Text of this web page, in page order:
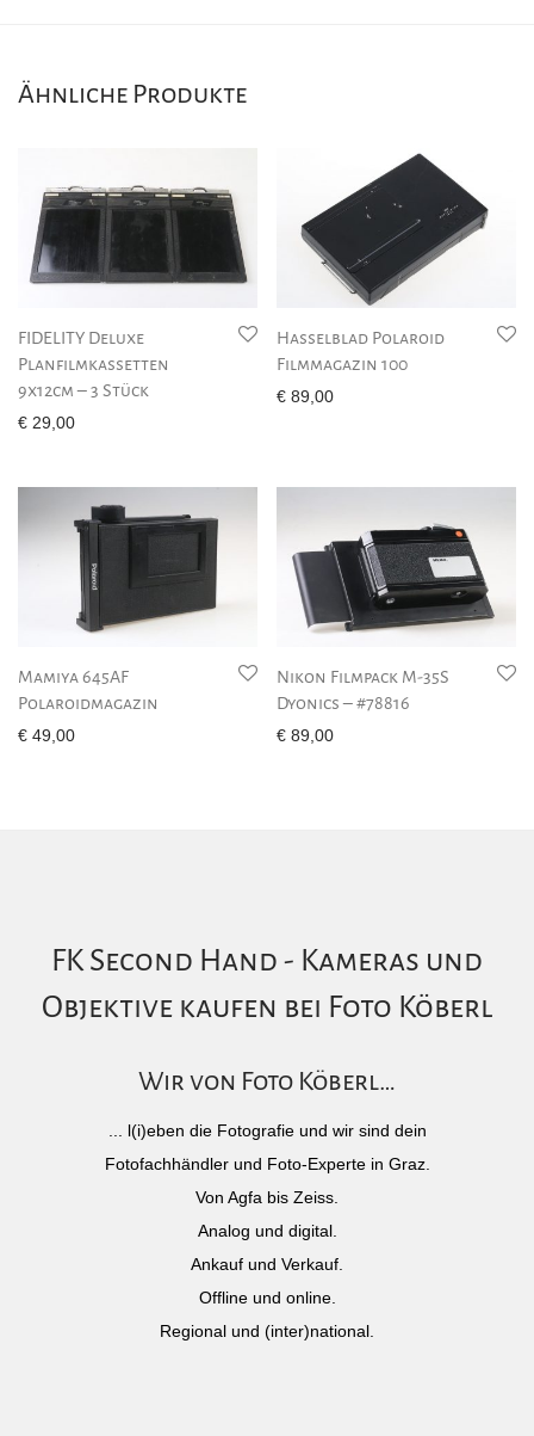
Ähnliche Produkte
FIDELITY Deluxe
Planfilmkassetten
9x12cm – 3 Stück
€ 29,00
Hasselblad Polaroid
Filmmagazin 100
€ 89,00
Mamiya 645AF
Polaroidmagazin
€ 49,00
Nikon Filmpack M-35S
Dyonics – #78816
€ 89,00
FK Second Hand - Kameras und
Objektive kaufen bei Foto Köberl
Wir von Foto Köberl…
... l(i)eben die Fotografie und wir sind dein
Fotofachhändler und Foto-Experte in Graz.
Von Agfa bis Zeiss.
Analog und digital.
Ankauf und Verkauf.
Offline und online.
Regional und (inter)national.